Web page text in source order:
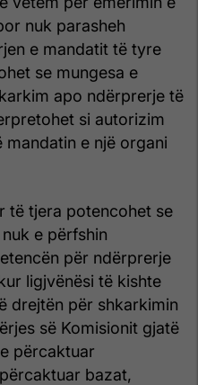
nuk parasheh
e mandatit të tyre
se mungesa e
apo ndërprerje të
si autorizim
e një organi
të tjera potencohet se
e përfshin
për ndërprerje
ligjvënësi të kishte
drejtën për shkarkimin
së Komisionit gjatë
përcaktuar
bazat,